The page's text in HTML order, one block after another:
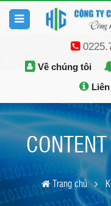
Về chúng tôi
Trang chủ